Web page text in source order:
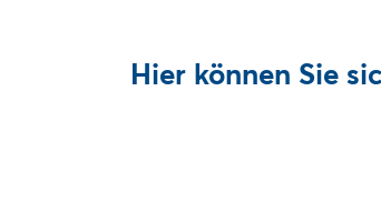
Hier können Sie